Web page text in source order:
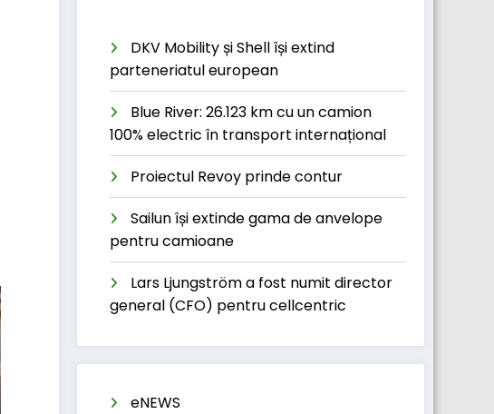
DKV Mobility și Shell își extind
parteneriatul european
Blue River: 26.123 km cu un camion
100% electric în transport internațional
Proiectul Revoy prinde contur
Sailun își extinde gama de anvelope
pentru camioane
Lars Ljungström a fost numit director
general (CFO) pentru cellcentric
eNEWS